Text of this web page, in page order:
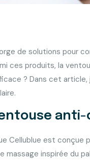
de solutions pour
ces produits, la
? Dans cet
Cellublue est conçue
inspirée du